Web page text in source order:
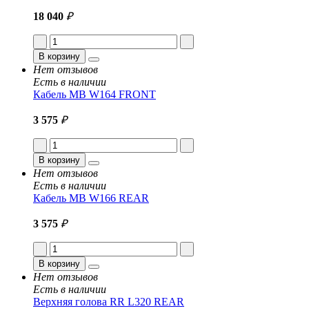
18 040 ₽
В корзину
Нет отзывов
Есть в наличии
Кабель MB W164 FRONT
3 575 ₽
В корзину
Нет отзывов
Есть в наличии
Кабель MB W166 REAR
3 575 ₽
В корзину
Нет отзывов
Есть в наличии
Верхняя голова RR L320 REAR